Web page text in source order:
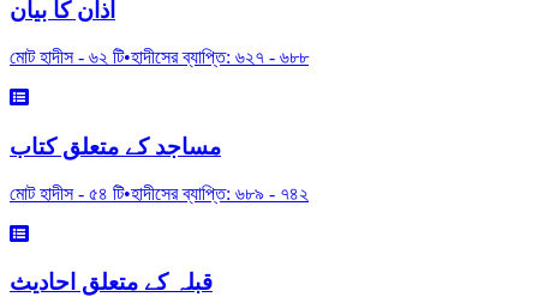
اذان کا بیان
মোট হাদীস - ৬২ টি•হাদীসের ব্যাপ্তি: ৬২৭ - ৬৮৮
مساجد کے متعلق کتاب
মোট হাদীস - ৫৪ টি•হাদীসের ব্যাপ্তি: ৬৮৯ - ৭৪২
قبلہ کے متعلق احادیث